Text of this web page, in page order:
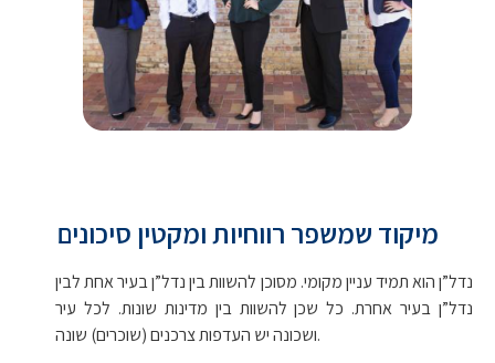
מיקוד שמשפר רווחיות ומקטין סיכונים
נדל”ן הוא תמיד עניין מקומי. מסוכן להשוות בין נדל”ן בעיר אחת לבין
נדל”ן בעיר אחרת. כל שכן להשוות בין מדינות שונות. לכל עיר
ושכונה יש העדפות צרכנים (שוכרים) שונה.